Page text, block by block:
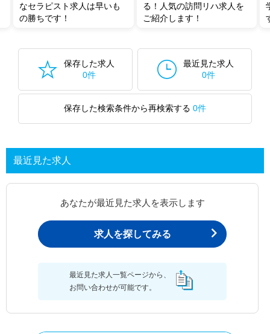
なセラピスト求人は早いも
の勝ちです！
る！人気の訪問リハ求人を
ご紹介します！
保存した求人
0件
最近見た求人
0件
保存した検索条件から再検索する 0件
最近見た求人
あなたが最近見た求人を表示します
求人を探してみる
最近見た求人一覧ページから、
お問い合わせが可能です。